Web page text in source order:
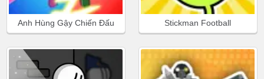
Anh Hùng Gậy Chiến Đấu Stickman Football